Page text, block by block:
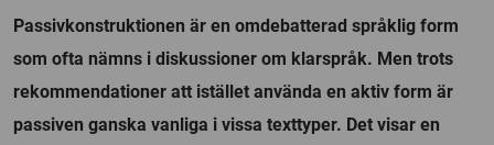
Passivkonstruktionen är en omdebatterad språklig form
som ofta nämns i diskussioner om klarspråk. Men trots
rekommendationer att istället använda en aktiv form är
passiven ganska vanliga i vissa texttyper. Det visar en